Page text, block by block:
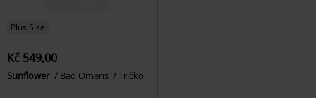
Plus Size
Kč 549,00
Sunflower Bad Omens Tričko